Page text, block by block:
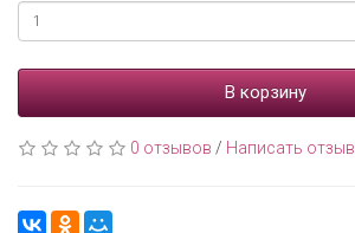
В корзину
0 отзывов / Написать отзыв